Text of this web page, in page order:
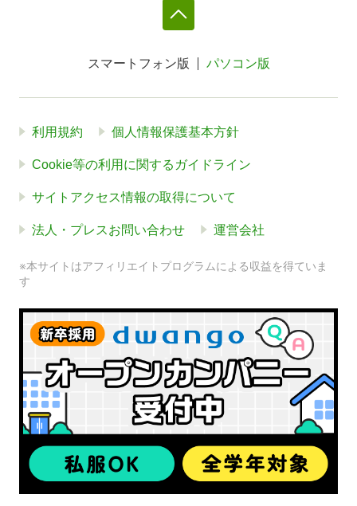
スマートフォン版 パソコン版
利用規約 個人情報保護基本方針
Cookie等の利用に関するガイドライン
サイトアクセス情報の取得について
法人・プレスお問い合わせ 運営会社
※本サイトはアフィリエイトプログラムによる収益を得ていま
す